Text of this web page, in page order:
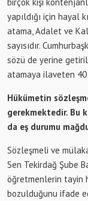
yapıldığı için hayal
atama, Adalet ve
sayısıdır.
sözü de yerine
atamaya ilaveten 40
Hükümetin
gerekmektedir. Bu
da eş durumu
Sözleşmeli ve
Sen Tekirdağ Şube
öğretmenlerin tayin
bozulduğunu ifade